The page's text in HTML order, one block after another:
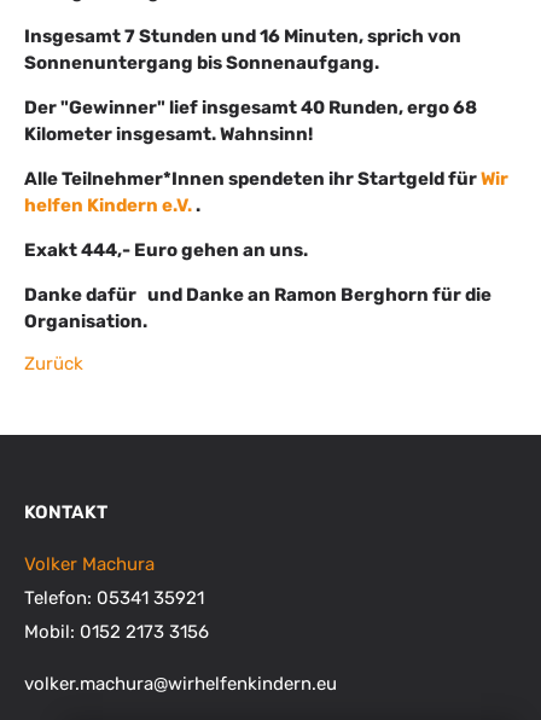
Insgesamt 7 Stunden und 16 Minuten, sprich von
Sonnenuntergang bis Sonnenaufgang.
Der "Gewinner" lief insgesamt 40 Runden, ergo 68
Kilometer insgesamt. Wahnsinn!
Alle Teilnehmer*Innen spendeten ihr Startgeld fürWir
helfen Kindern e.V..
Exakt 444,- Euro gehen an uns.
Danke dafür und Danke an Ramon Berghorn für die
Organisation.
Zurück
KONTAKT
Volker Machura
Telefon: 05341 35921
Mobil: 0152 2173 3156
volker.machura@wirhelfenkindern.eu